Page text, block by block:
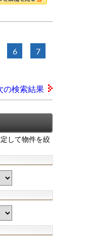
6 7
の検索結果
して物件を絞